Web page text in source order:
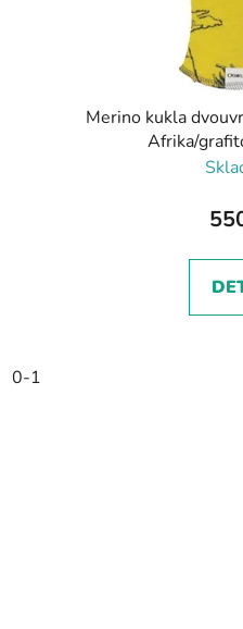
Merino kukla
Afrika/
0-1